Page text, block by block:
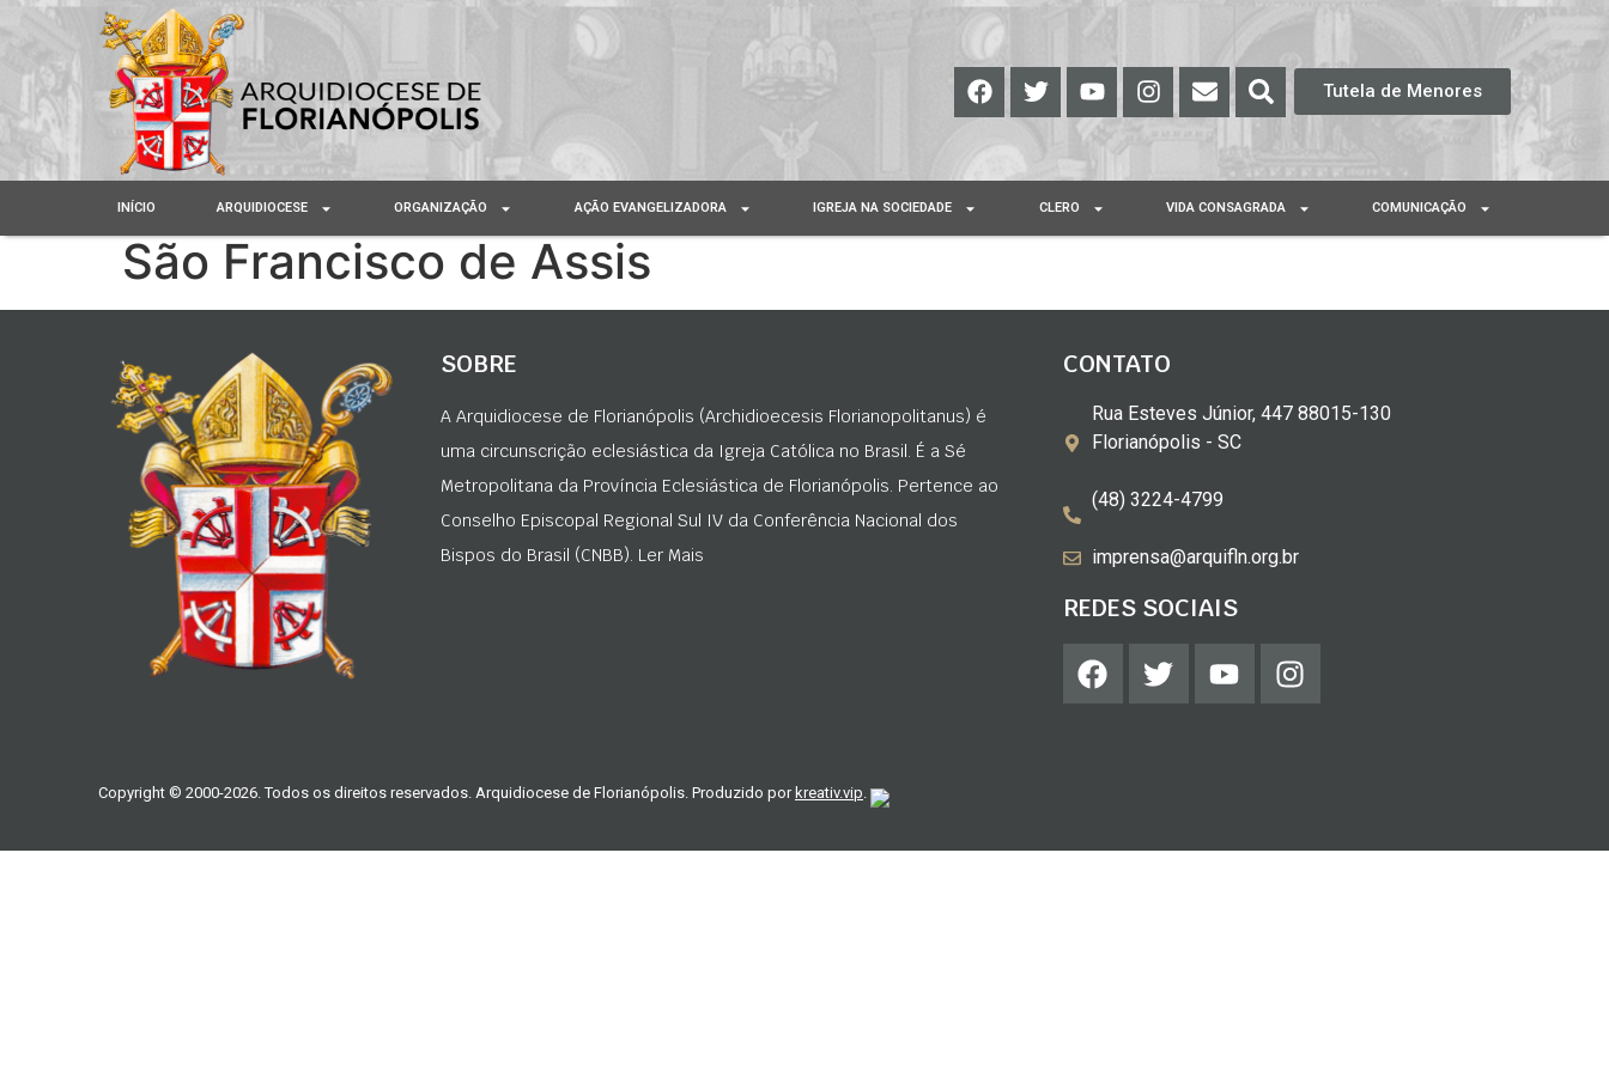
Tutela de Menores
INÍCIO ARQUIDIOCESE ORGANIZAÇÃO AÇÃO EVANGELIZADORA IGREJA NA SOCIEDADE CLERO VIDA CONSAGRADA COMUNICAÇÃO
São Francisco de Assis
SOBRE
A Arquidiocese de Florianópolis (Archidioecesis Florianopolitanus) é
uma circunscrição eclesiástica da Igreja Católica no Brasil. É a Sé
Metropolitana da Província Eclesiástica de Florianópolis. Pertence ao
Conselho Episcopal Regional Sul IV da Conferência Nacional dos
Bispos do Brasil (CNBB). Ler Mais
CONTATO
Rua Esteves Júnior, 447 88015-130
Florianópolis - SC
(48) 3224-4799
imprensa@arquifln.org.br
REDES SOCIAIS
Copyright © 2000-2026. Todos os direitos reservados. Arquidiocese de Florianópolis. Produzido por kreativ.vip.